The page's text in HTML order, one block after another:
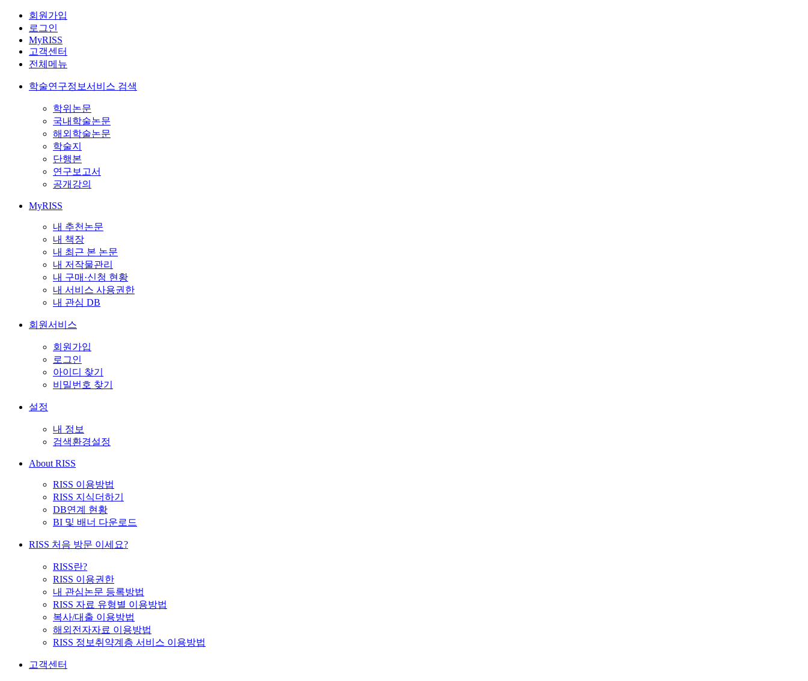
회원가입
로그인
MyRISS
고객센터
전체메뉴
학술연구정보서비스 검색
학위논문
국내학술논문
해외학술논문
학술지
단행본
연구보고서
공개강의
MyRISS
내 추천논문
내 책장
내 최근 본 논문
내 저작물관리
내 구매·신청 현황
내 서비스 사용권한
내 관심 DB
회원서비스
회원가입
로그인
아이디 찾기
비밀번호 찾기
설정
내 정보
검색환경설정
About RISS
RISS 이용방법
RISS 지식더하기
DB연계 현황
BI 및 배너 다운로드
RISS 처음 방문 이세요?
RISS란?
RISS 이용권한
내 관심논문 등록방법
RISS 자료 유형별 이용방법
복사/대출 이용방법
해외전자자료 이용방법
RISS 정보취약계층 서비스 이용방법
고객센터